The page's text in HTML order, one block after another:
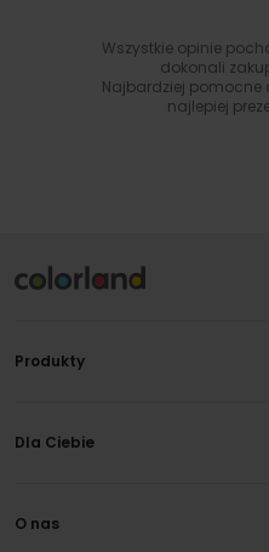
Wszystkie opinie
dokonali
Najbardziej pomocne
najlepiej
Produkty
Dla Ciebie
O nas